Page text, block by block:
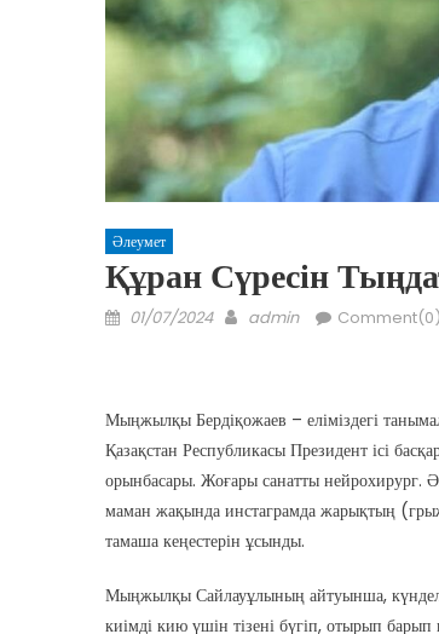
Әлеумет
Құран Сүресін
Posted
01/07/2024 Author
admin Comment(0)
Мыңжылқы Бердіқожаев – еліміздегі
Қазақстан Республикасы Президент ісі
орынбасары. Жоғары санатты нейрохирург.
маман жақында инстаграмда жарықтың
тамаша кеңестерін ұсынды.
Мыңжылқы Сайлауұлының айтуынша,
киімді кию үшін тізені бүгіп, отырып